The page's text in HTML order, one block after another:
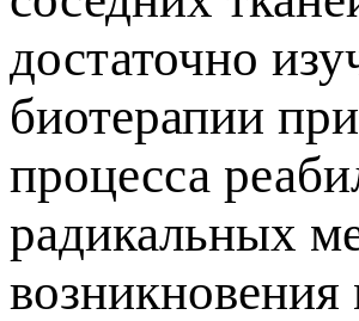
достаточно
биотерапии
процесса
радикальных
возникновения